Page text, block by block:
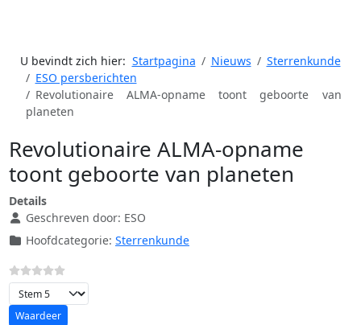
U bevindt zich hier: Startpagina Nieuws
Sterrenkunde
ESO persberichten
Revolutionaire ALMA-opname toont geboorte van
planeten
Revolutionaire ALMA-opname
toont geboorte van planeten
Details
Geschreven door: ESO
Hoofdcategorie: Sterrenkunde
Voeg waardering toe